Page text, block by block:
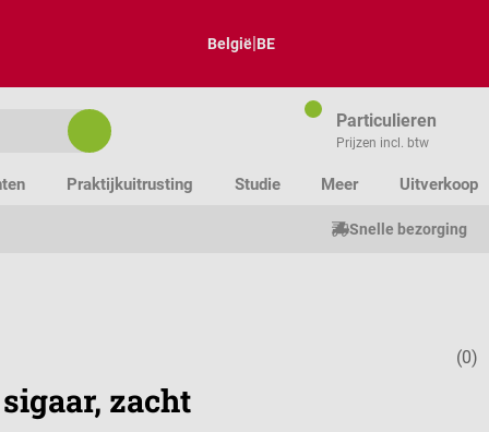
België|BE
Particulieren
Prijzen incl. btw
Praktijkuitrusting Studie Meer Uitverkoop
Snelle bezorging
(0)
zacht